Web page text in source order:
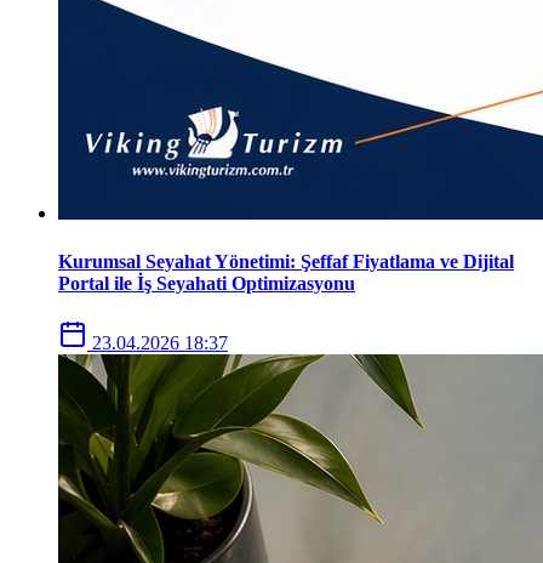
Kurumsal Seyahat Yönetimi: Şeffaf Fiyatlama ve Dijital
Portal ile İş Seyahati Optimizasyonu
23.04.2026 18:37